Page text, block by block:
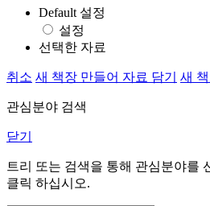
Default 설정
설정
선택한 자료
취소 새 책장 만들어 자료 담기 새
관심분야 검색
닫기
트리 또는 검색을 통해 관심분야를
클릭 하십시오.